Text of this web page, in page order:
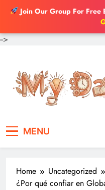
Join Our Group For Free
-->
content
MENU
Home
Uncategorized
¿Por qué confiar en